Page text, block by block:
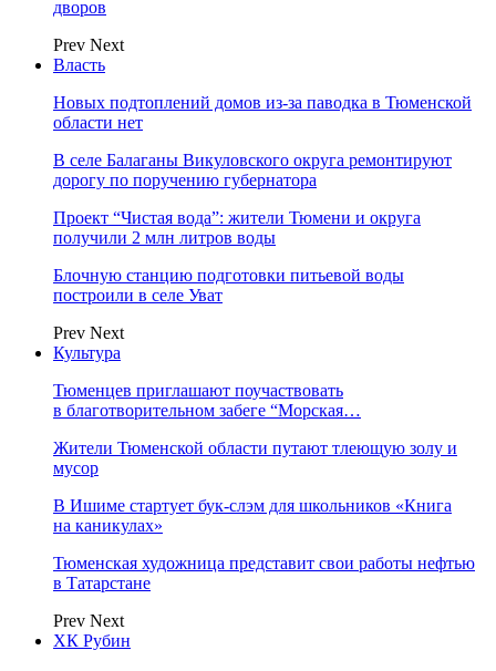
дворов
Prev Next
Власть
Новых подтоплений домов из-за паводка в Тюменской
области нет
В селе Балаганы Викуловского округа ремонтируют
дорогу по поручению губернатора
Проект “Чистая вода”: жители Тюмени и округа
получили 2 млн литров воды
Блочную станцию подготовки питьевой воды
построили в селе Уват
Prev Next
Культура
Тюменцев приглашают поучаствовать
в благотворительном забеге “Морская…
Жители Тюменской области путают тлеющую золу и
мусор
В Ишиме стартует бук-слэм для школьников «Книга
на каникулах»
Тюменская художница представит свои работы нефтью
в Татарстане
Prev Next
ХК Рубин